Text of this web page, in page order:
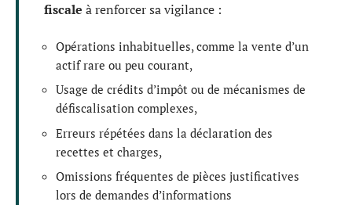
fiscale à renforcer sa vigilance :
Opérations inhabituelles, comme la vente d’un
actif rare ou peu courant,
Usage de crédits d’impôt ou de mécanismes de
défiscalisation complexes,
Erreurs répétées dans la déclaration des
recettes et charges,
Omissions fréquentes de pièces justificatives
lors de demandes d’informations